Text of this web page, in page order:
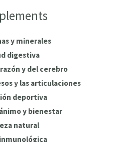
y minerales
digestiva
y del cerebro
y las articulaciones
deportiva
y bienestar
natural